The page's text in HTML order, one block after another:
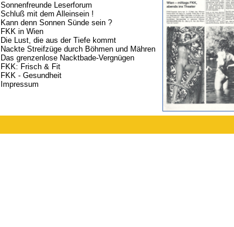
Sonnenfreunde Leserforum
Schluß mit dem Alleinsein !
Kann denn Sonnen Sünde sein ?
FKK in Wien
Die Lust, die aus der Tiefe kommt
Nackte Streifzüge durch Böhmen und Mähren
Das grenzenlose Nacktbade-Vergnügen
FKK: Frisch & Fit
FKK - Gesundheit
Impressum